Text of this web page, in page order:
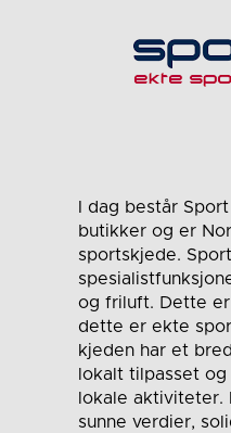
I dag består
butikker og er
sportskjede.
og friluft. Dette
dette er ekte
kjeden har et
lokalt tilpasset
lokale aktiviteter.
sunne verdier,